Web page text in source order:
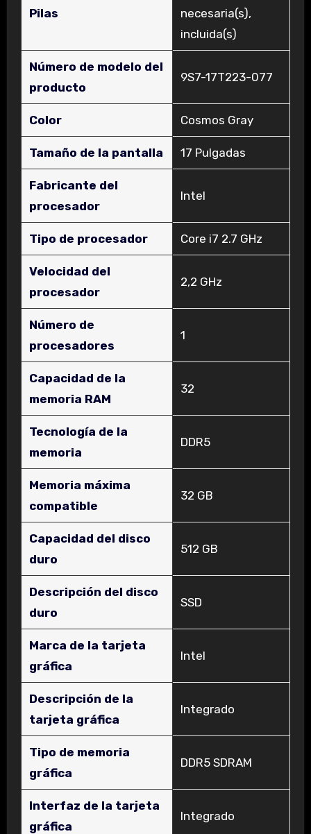
Pilas
necesaria(s),
incluida(s)
Número de modelo del
producto
‎9S7-17T223-077
Color ‎Cosmos Gray
Tamaño de la pantalla ‎17 Pulgadas
Fabricante del
procesador
‎Intel
Tipo de procesador ‎Core i7 2.7 GHz
Velocidad del
procesador
‎2,2 GHz
Número de
procesadores
‎1
Capacidad de la
memoria RAM
‎32
Tecnología de la
memoria
‎DDR5
Memoria máxima
compatible
‎32 GB
Capacidad del disco
duro
‎512 GB
Descripción del disco
duro
‎SSD
Marca de la tarjeta
gráfica
‎Intel
Descripción de la
tarjeta gráfica
‎Integrado
Tipo de memoria
gráfica
‎DDR5 SDRAM
Interfaz de la tarjeta
gráfica
‎Integrado